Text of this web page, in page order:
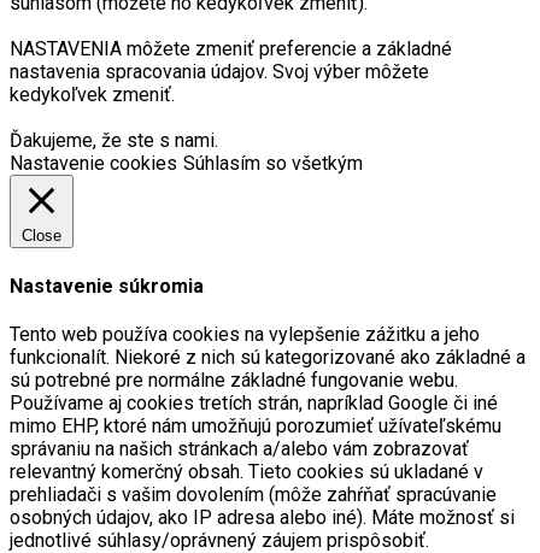
NASTAVENIA môžete zmeniť preferencie a základné
nastavenia spracovania údajov. Svoj výber môžete
kedykoľvek zmeniť.
Ďakujeme, že ste s nami.
Nastavenie cookies Súhlasím so všetkým
Close
Nastavenie súkromia
Tento web používa cookies na vylepšenie zážitku a jeho
funkcionalít. Niekoré z nich sú kategorizované ako základné a
sú potrebné pre normálne základné fungovanie webu.
Používame aj cookies tretích strán, napríklad Google či iné
mimo EHP, ktoré nám umožňujú porozumieť užívateľskému
správaniu na našich stránkach a/alebo vám zobrazovať
relevantný komerčný obsah. Tieto cookies sú ukladané v
prehliadači s vašim dovolením (môže zahŕňať spracúvanie
osobných údajov, ako IP adresa alebo iné). Máte možnosť si
jednotlivé súhlasy/oprávnený záujem prispôsobiť.